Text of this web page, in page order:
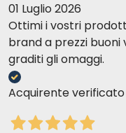
01 Luglio 2026
Ottimi i vostri
brand a prezzi buoni
graditi gli omaggi.
Acquirente verificato